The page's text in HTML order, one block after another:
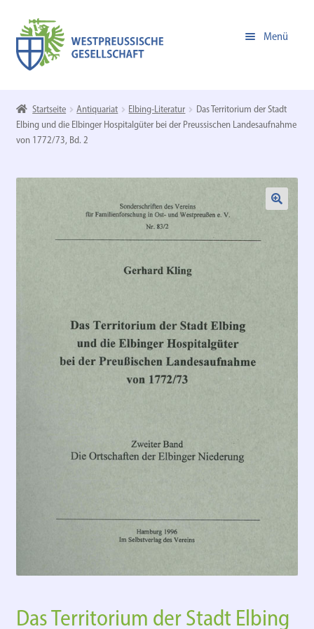
Zur
Navigation
springen
Zum
Inhalt
springen
Menü
öffnen
Zur Homepage der WPG
Startseite Antiquariat Elbing-Literatur
Das Territorium der Stadt
Elbing und die Elbinger Hospitalgüter bei der Preussischen Landesaufnahme
von 1772/73, Bd. 2
Das Territorium der Stadt Elbing